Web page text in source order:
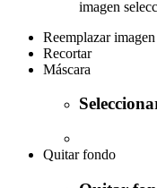
imagen
Reemplazar imagen
Recortar
Máscara
Quitar fondo